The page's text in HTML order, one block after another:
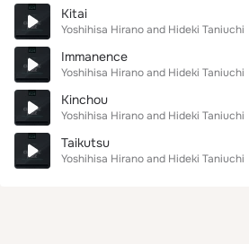
Kitai
Yoshihisa Hirano and Hideki Taniuchi
Immanence
Yoshihisa Hirano and Hideki Taniuchi
Kinchou
Yoshihisa Hirano and Hideki Taniuchi
Taikutsu
Yoshihisa Hirano and Hideki Taniuchi